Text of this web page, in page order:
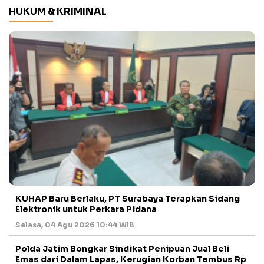
HUKUM & KRIMINAL
KUHAP Baru Berlaku, PT Surabaya Terapkan Sidang
Elektronik untuk Perkara Pidana
Selasa, 04 Agu 2026 10:44 WIB
Polda Jatim Bongkar Sindikat Penipuan Jual Beli
Emas dari Dalam Lapas, Kerugian Korban Tembus Rp